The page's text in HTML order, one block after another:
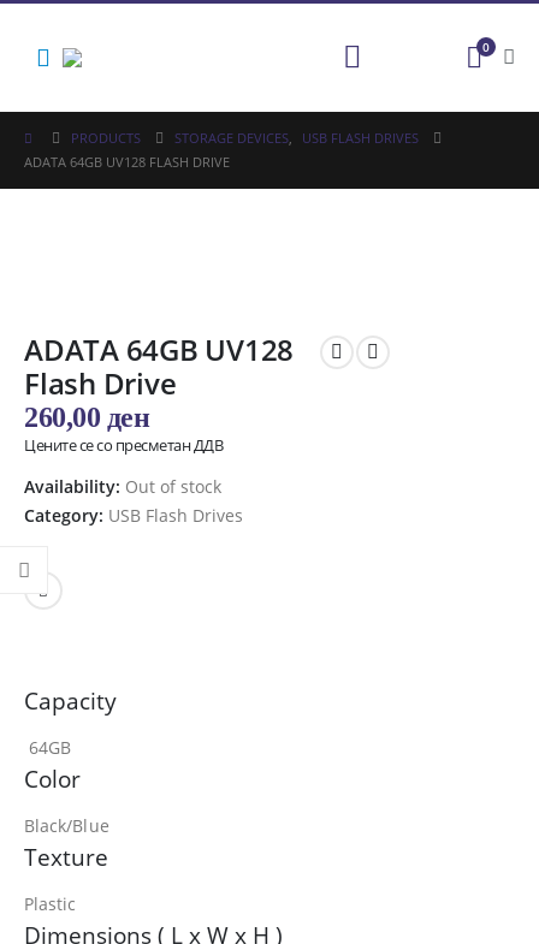
0
PRODUCTS STORAGE DEVICES,
USB FLASH DRIVES
ADATA 64GB UV128 FLASH DRIVE
ADATA 64GB UV128
Flash Drive
260,00 ден
Цените се со пресметан ДДВ
Availability: Out of stock
Category: USB Flash Drives
Capacity
64GB
Color
Black/Blue
Texture
Plastic
Dimensions ( L x W x H )